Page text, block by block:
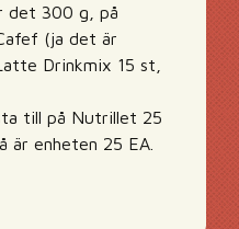
det 300 g, på
(ja det är
Drinkmix 15 st,
till på Nutrillet 25
är enheten 25 EA.